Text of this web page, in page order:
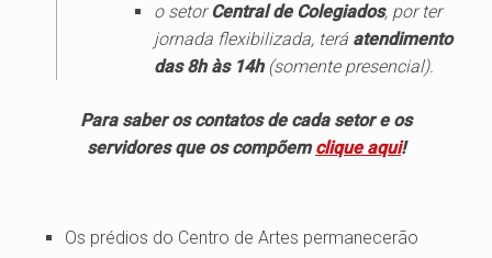
o setorCentral de Colegiados, por ter
jornada flexibilizada, terá atendimento
das 8h às 14h(somente presencial).
Para saber os contatos de cada setor e os
servidores que os compõem clique aqui!
Os prédios do Centro de Artes permanecerão